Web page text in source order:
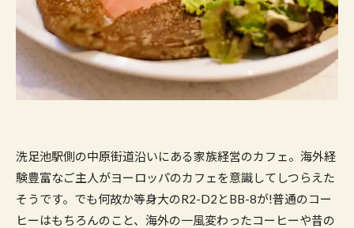
洗足池駅側の中原街道沿いにある家族経営のカフェ。海外経
験豊富なご主人がヨーロッパのカフェを意識してしつらえた
そうです。でも何故か等身大のR2-D2 とBB-8が!普通のコー
ヒーはもちろんのこと、海外の一風変わったコーヒーや昔の